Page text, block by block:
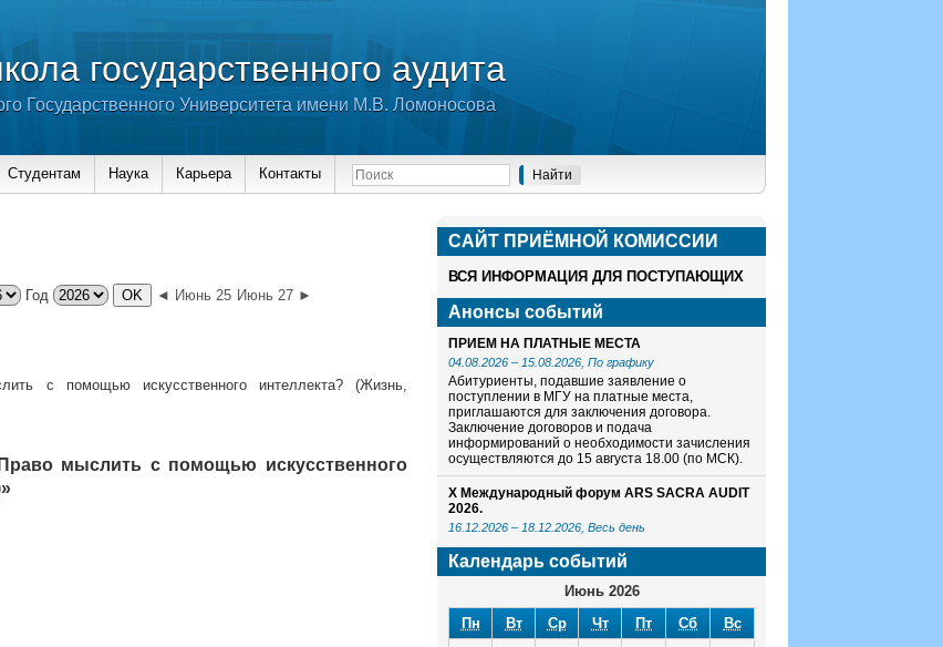
государственного аудита
Государственного Университета имени М.В. Ломоносова
Студентам Наука Карьера Контакты
Год ◄ Июнь 25 Июнь 27 ►
с помощью искусственного интеллекта? (Жизнь,
мыслить с помощью искусственного
САЙТ ПРИЁМНОЙ КОМИСCИИ
ВСЯ ИНФОРМАЦИЯ ДЛЯ ПОСТУПАЮЩИХ
Анонсы событий
ПРИЕМ НА ПЛАТНЫЕ МЕСТА
04.08.2026 – 15.08.2026 , По графику
Абитуриенты, подавшие заявление о
поступлении в МГУ на платные места,
приглашаются для заключения договора.
Заключение договоров и подача
информирований о необходимости зачисления
осуществляются до 15 августа 18.00 (по МСК).
X Международный форум ARS SACRA AUDIT
2026.
16.12.2026 – 18.12.2026 , Весь день
Календарь событий
Июнь 2026
Пн
Вт Ср Чт Пт Сб
Вс